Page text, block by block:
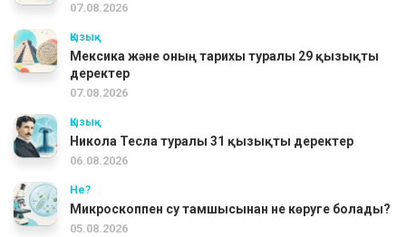
07.08.2026
Қызық
Мексика және оның тарихы туралы 29 қызықты
деректер
07.08.2026
Қызық
Никола Тесла туралы 31 қызықты деректер
06.08.2026
Не?
Микроскоппен су тамшысынан не көруге болады?
05.08.2026